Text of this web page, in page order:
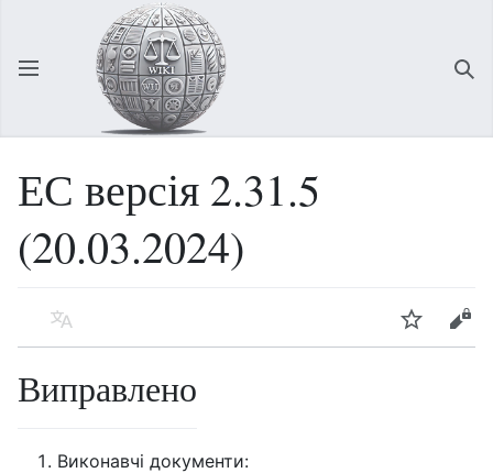
Відкрити головне меню
ЕС версія 2.31.5
(20.03.2024)
Мова Спостерігати Редагувати
Виправлено
Виконавчі документи: